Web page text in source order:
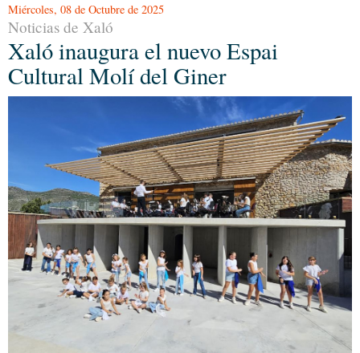
Miércoles, 08 de Octubre de 2025
Noticias de Xaló
Xaló inaugura el nuevo Espai
Cultural Molí del Giner